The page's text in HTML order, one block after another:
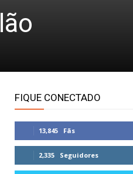
FIQUE CONECTADO
13,845 Fãs
2,335 Seguidores